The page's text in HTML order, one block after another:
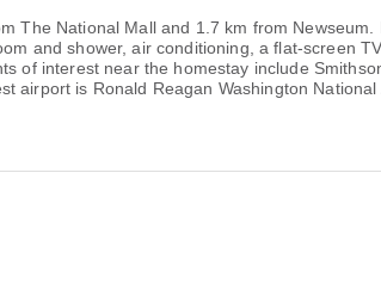
The National Mall and 1.7 km from
and shower, air conditioning, a flat-screen
interest near the homestay include
is Ronald Reagan Washington